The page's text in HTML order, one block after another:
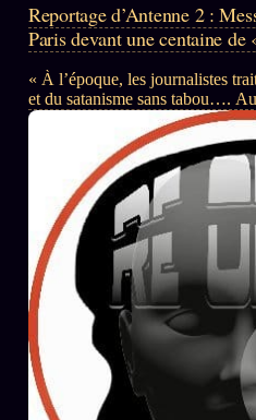
Reportage d’Antenne 2 :
Paris devant une centaine de
« À l’époque, les journalistes
et du satanisme sans tabou….
journalistique ne traite plus le
du « complotisme » avec ce qui
ridiculise) à présent : dédain,